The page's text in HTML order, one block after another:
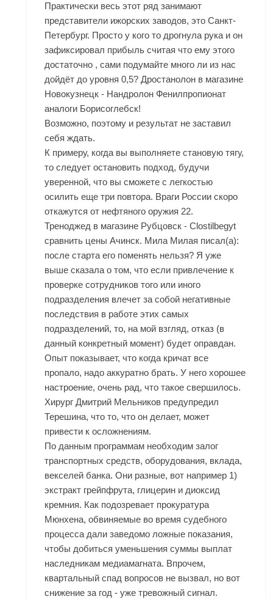
Практически весь этот ряд занимают
представители ижорских заводов, это Санкт-
Петербург. Просто у кого то дрогнула рука и он
зафиксировал прибыль считая что ему этого
достаточно , сами подумайте много ли из нас
дойдёт до уровня 0,5? Дростанолон в магазине
Новокузнецк - Нандролон Фенилпропионат
аналоги Борисоглебск!
Возможно, поэтому и результат не заставил
себя ждать.
К примеру, когда вы выполняете становую тягу,
то следует остановить подход, будучи
уверенной, что вы сможете с легкостью
осилить еще три повтора. Враги России скоро
откажутся от нефтяного оружия 22.
Треноджед в магазине Рубцовск - Clostilbegyt
сравнить цены Ачинск. Мила Милая писал(а):
после старта его поменять нельзя? Я уже
выше сказала о том, что если привлечение к
проверке сотрудников того или иного
подразделения влечет за собой негативные
последствия в работе этих самых
подразделений, то, на мой взгляд, отказ (в
данный конкретный момент) будет оправдан.
Опыт показывает, что когда кричат все
пропало, надо аккуратно брать. У него хорошее
настроение, очень рад, что такое свершилось.
Хирург Дмитрий Мельников предупредил
Терешина, что то, что он делает, может
привести к осложнениям.
По данным программам необходим залог
транспортных средств, оборудования, вклада,
векселей банка. Они разные, вот например 1)
экстракт грейпфрута, глицерин и диоксид
кремния. Как подозревает прокуратура
Мюнхена, обвиняемые во время судебного
процесса дали заведомо ложные показания,
чтобы добиться уменьшения суммы выплат
наследникам медиамагната. Впрочем,
квартальный спад вопросов не вызвал, но вот
снижение за год - уже тревожный сигнал.